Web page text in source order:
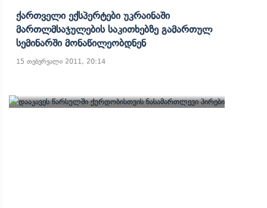
Ქართველი Ექსპერტები Უკრაინაში
Მართლმსაჯულების Საკითხებზე Გამართულ
Სემინარში Მონაწილეობდნენ
15 თებერვალი 2011, 20:14